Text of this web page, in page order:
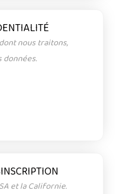
nous traitons,
données.
et la Californie.